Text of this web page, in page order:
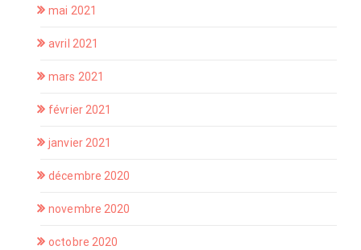
mai 2021
avril 2021
mars 2021
février 2021
janvier 2021
décembre 2020
novembre 2020
octobre 2020